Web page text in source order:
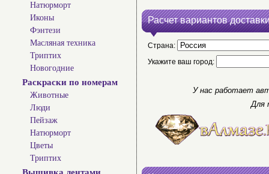
Натюрморт
Иконы
Фэнтези
Масляная техника
Триптих
Новогодние
Раскраски по номерам
Животные
Люди
Пейзаж
Натюрморт
Цветы
Триптих
Расчет вариантов
Страна:
Укажите ваш город:
У нас работает
Для